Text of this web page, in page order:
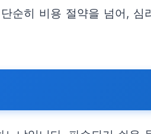
순히 비용 절약을 넘어, 심